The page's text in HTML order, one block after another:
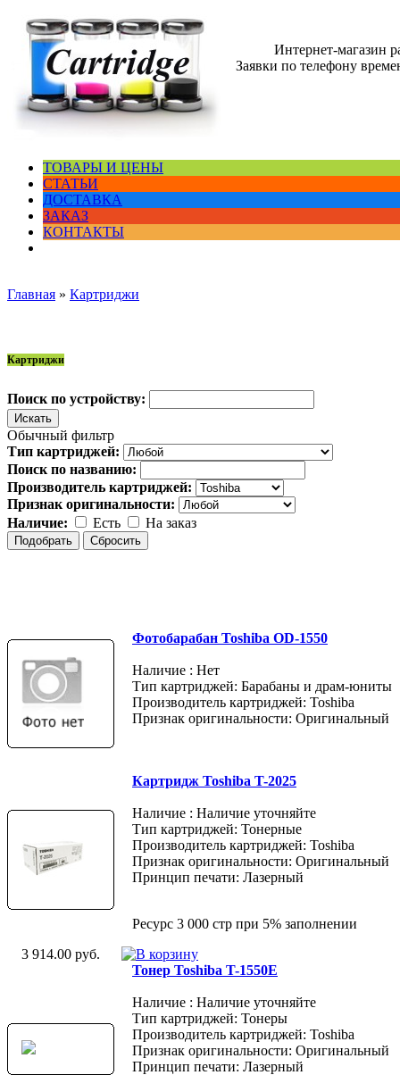
Интернет-магазин
Заявки по телефону
ТОВАРЫ И ЦЕНЫ
СТАТЬИ
ДОСТАВКА
ЗАКАЗ
КОНТАКТЫ
Главная » Картриджи
Картриджи
Поиск по устройству:
Обычный фильтр
Тип картриджей:
Поиск по названию:
Производитель картриджей:
Признак оригинальности:
Наличие:
Есть На заказ
Фотобарабан Toshiba OD-1550
Наличие : Нет
Тип картриджей: Барабаны и драм-юниты
Производитель картриджей: Toshiba
Признак оригинальности: Оригинальный
Картридж Toshiba T-2025
Наличие : Наличие уточняйте
Тип картриджей: Тонерные
Производитель картриджей: Toshiba
Признак оригинальности: Оригинальный
Принцип печати: Лазерный
Ресурс 3 000 стр при 5% заполнении
3 914.00 руб.
Тонер Toshiba T-1550E
Наличие : Наличие уточняйте
Тип картриджей: Тонеры
Производитель картриджей: Toshiba
Признак оригинальности: Оригинальный
Принцип печати: Лазерный